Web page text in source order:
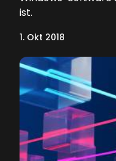
ist.
1. Okt 2018